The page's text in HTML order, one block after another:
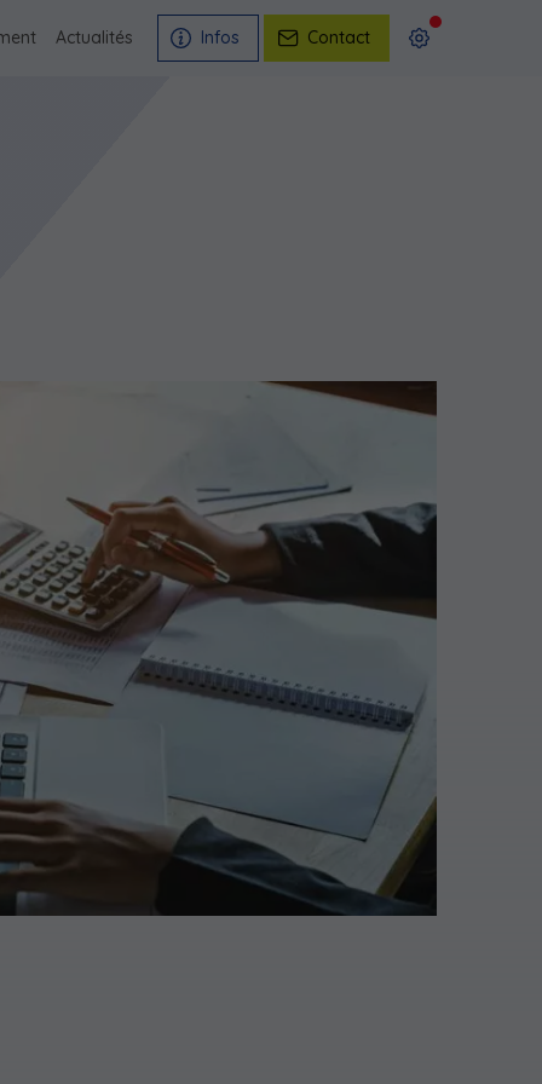
Actualités Infos Contact